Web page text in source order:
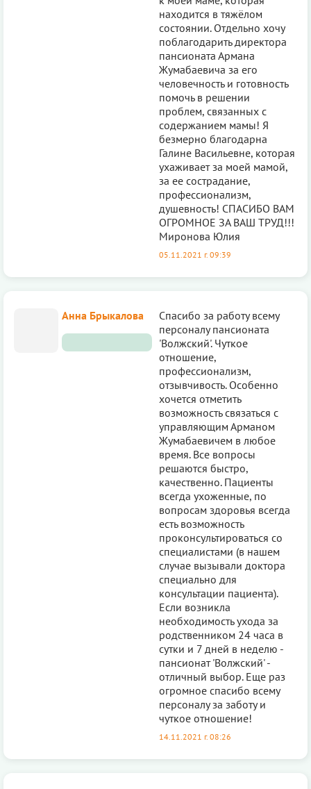
находится в тяжёлом
состоянии. Отдельно хочу
поблагодарить директора
пансионата Армана
Жумабаевича за его
человечность и готовность
помочь в решении
проблем, связанных с
содержанием мамы! Я
безмерно благодарна
Галине Васильевне, которая
ухаживает за моей мамой,
за ее сострадание,
профессионализм,
душевность! СПАСИБО ВАМ
ОГРОМНОЕ ЗА ВАШ ТРУД!!!
Миронова Юлия
05.11.2021 г. 09:39
Анна Брыкалова
Спасибо за работу всему
персоналу пансионата
'Волжский'. Чуткое
отношение,
профессионализм,
отзывчивость. Особенно
хочется отметить
возможность связаться с
управляющим Арманом
Жумабаевичем в любое
время. Все вопросы
решаются быстро,
качественно. Пациенты
всегда ухоженные, по
вопросам здоровья всегда
есть возможность
проконсультироваться со
специалистами (в нашем
случае вызывали доктора
специально для
консультации пациента).
Если возникла
необходимость ухода за
родственником 24 часа в
сутки и 7 дней в неделю -
пансионат 'Волжский' -
отличный выбор. Еще раз
огромное спасибо всему
персоналу за заботу и
чуткое отношение!
14.11.2021 г. 08:26